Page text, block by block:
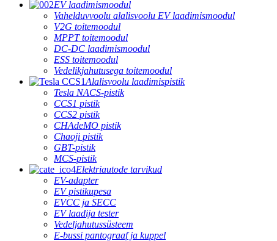
EV laadimismoodul
Vahelduvvoolu alalisvoolu EV laadimismoodul
V2G toitemoodul
MPPT toitemoodul
DC-DC laadimismoodul
ESS toitemoodul
Vedelikjahutusega toitemoodul
Alalisvoolu laadimispistik
Tesla NACS-pistik
CCS1 pistik
CCS2 pistik
CHAdeMO pistik
Chaoji pistik
GBT-pistik
MCS-pistik
Elektriautode tarvikud
EV-adapter
EV pistikupesa
EVCC ja SECC
EV laadija tester
Vedeljahutussüsteem
E-bussi pantograaf ja kuppel